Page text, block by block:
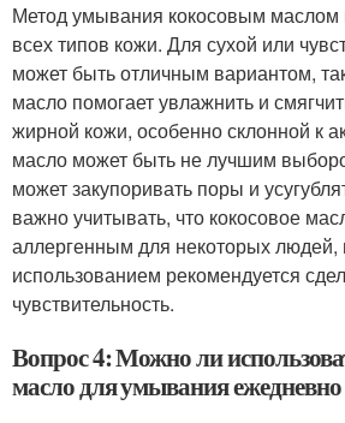
Метод умывания кокосовым маслом
всех типов кожи. Для сухой или
может быть отличным вариантом,
масло помогает увлажнить и
жирной кожи, особенно склонной к
масло может быть не лучшим
может закупоривать поры и
важно учитывать, что кокосовое
аллергенным для некоторых людей,
использованием рекомендуется
чувствительность.
Вопрос 4: Можно ли
масло для умывания ежедневно